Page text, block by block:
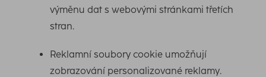
výměnu dat s webovými stránkami třetích
stran.
Reklamní soubory cookie umožňují
zobrazování personalizované reklamy.